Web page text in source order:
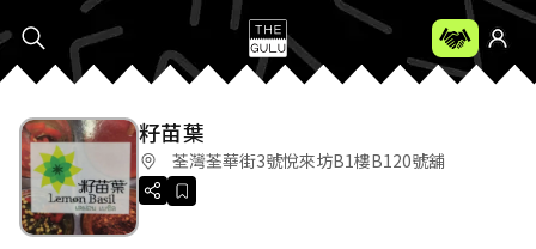
籽苗葉
荃灣荃華街3號悅來坊B1樓B120號舖